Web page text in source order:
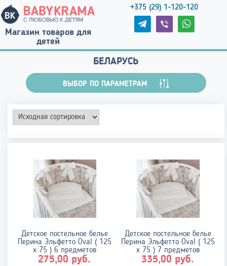
Магазин товаров для
детей
+375 (29) 1-120-120
БЕЛАРУСЬ
ВЫБОР ПО ПАРАМЕТРАМ
Детское постельное белье
Перина Эльфетто Oval ( 125
х 75 ) 6 предметов
275,00 руб.
Детское постельное белье
Перина Эльфетто Oval ( 125
х 75 ) 7 предметов
335,00 руб.